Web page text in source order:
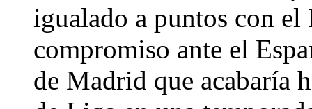
igualado a puntos con
compromiso ante el
de Madrid que acabaría